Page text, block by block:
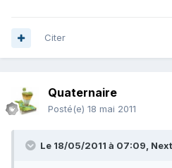
Citer
Quaternaire
Posté(e) 18 mai 2011
Le 18/05/2011 à 07:09,